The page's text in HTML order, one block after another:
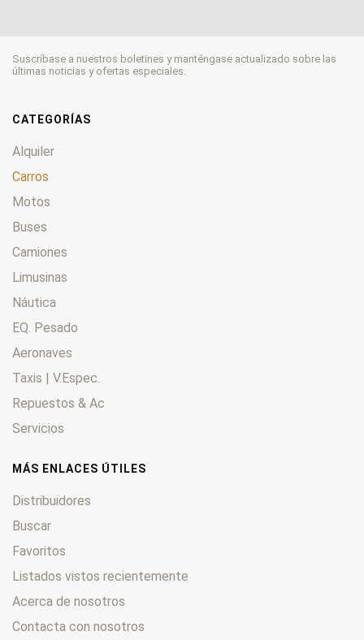
Suscríbase a nuestros boletines y manténgase actualizado sobre las
últimas noticias y ofertas especiales.
CATEGORÍAS
Alquiler
Carros
Motos
Buses
Camiones
Limusinas
Náutica
EQ. Pesado
Aeronaves
Taxis | V.Espec.
Repuestos & Ac
Servicios
MÁS ENLACES ÚTILES
Distribuidores
Buscar
Favoritos
Listados vistos recientemente
Acerca de nosotros
Contacta con nosotros